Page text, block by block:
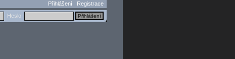
Přihlášení
Registrace
Heslo: